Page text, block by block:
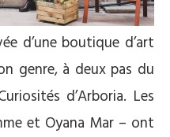
d’une boutique d’art
genre, à deux pas du
d’Arboria. Les
et Oyana Mar – ont